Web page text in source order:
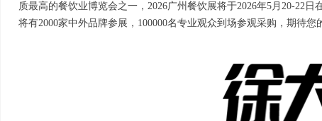
质最高的餐饮业博览会之一，2026广州餐饮展将于2026年5月20-22
将有2000家中外品牌参展，100000名专业观众到场参观采购，期待您